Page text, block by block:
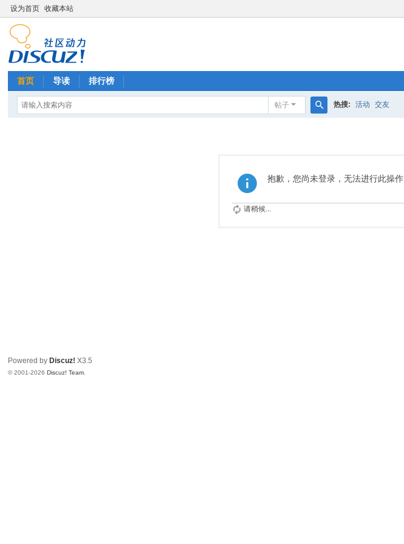
设为首页 收藏本站
首页 导读 排行榜
帖子 热搜: 活动 交友
抱歉，您尚未登录，无法进行此操作
请稍候...
Powered by Discuz! X3.5
© 2001-2026Discuz! Team